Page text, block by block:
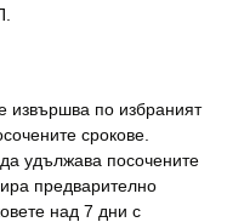
извършва по избраният
срокове.
удължава посочените
предварително
над 7 дни с